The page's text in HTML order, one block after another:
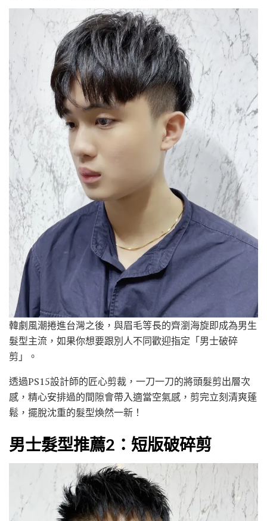
韓劇風潮捲進台灣之後，與眉毛等長的齊瀏海旋即成為男生
髮型主流，如果你想要跟別人不同歡迎指定「男士破碎
剪」。
透過PS15設計師的匠心剪裁，一刀一刀的將頭髮剪出層次
感，精心安排過的間隙會帶入適當空氣感，剪完立刻清爽蓬
鬆，擺脫沈重的髮型煥然一新！
男士髮型推薦2：短版破碎剪